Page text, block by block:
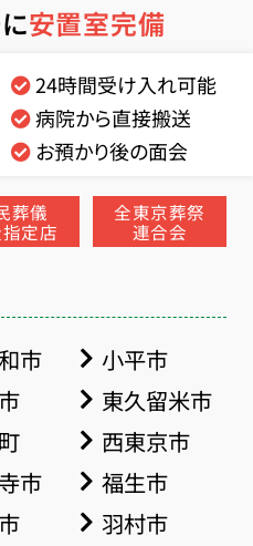
安置室完備
24時間受け入れ可能
病院から直接搬送
お預かり後の面会
葬儀
定店
全東京葬祭
連合会
市
小平市
東久留米市
西東京市
市
福生市
羽村市